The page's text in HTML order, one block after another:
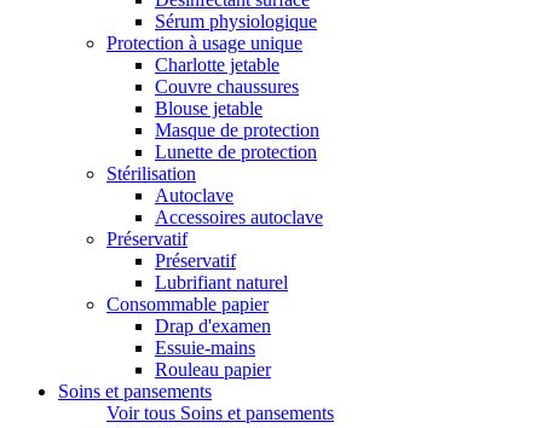
Sérum physiologique
Protection à usage unique
Charlotte jetable
Couvre chaussures
Blouse jetable
Masque de protection
Lunette de protection
Stérilisation
Autoclave
Accessoires autoclave
Préservatif
Préservatif
Lubrifiant naturel
Consommable papier
Drap d'examen
Essuie-mains
Rouleau papier
Soins et pansements
Voir tous Soins et pansements